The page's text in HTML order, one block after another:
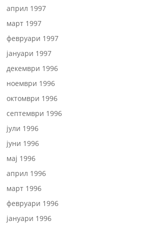
април 1997
март 1997
февруари 1997
јануари 1997
декември 1996
ноември 1996
октомври 1996
септември 1996
јули 1996
јуни 1996
мај 1996
април 1996
март 1996
февруари 1996
јануари 1996